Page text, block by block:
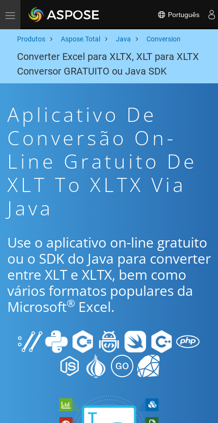
Toggle navigation Português
Produtos Aspose.Total Java Conversion
Converter Excel para XLTX, XLT para XLTX
Conversor GRATUITO ou Java SDK
Aplicativo De
Conversão On-
Line Gratuito De
XLT To XLTX Via
Java
Use o aplicativo on-line gratuito
ou o SDK do Java para converter
entre XLT e XLTX, bem como
vários formatos populares da
Microsoft® Excel.